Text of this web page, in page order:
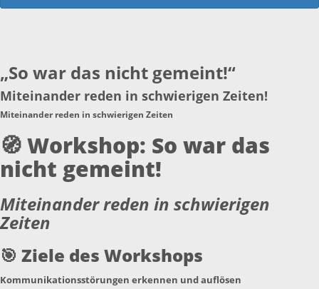
„So war das nicht gemeint!“
Miteinander reden in schwierigen Zeiten!
Miteinander reden in schwierigen Zeiten
🧭Workshop: So war das
nicht gemeint!
Miteinander reden in schwierigen
Zeiten
🎯 Ziele des Workshops
Kommunikationsstörungen erkennen und auflösen